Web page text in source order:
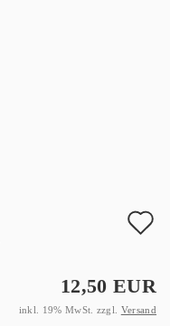
12,50 EUR
inkl. 19% MwSt. zzgl. Versand